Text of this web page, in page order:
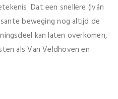
Dat een snellere (Iván
beweging nog altijd de
kan laten overkomen,
als Van Veldhoven en